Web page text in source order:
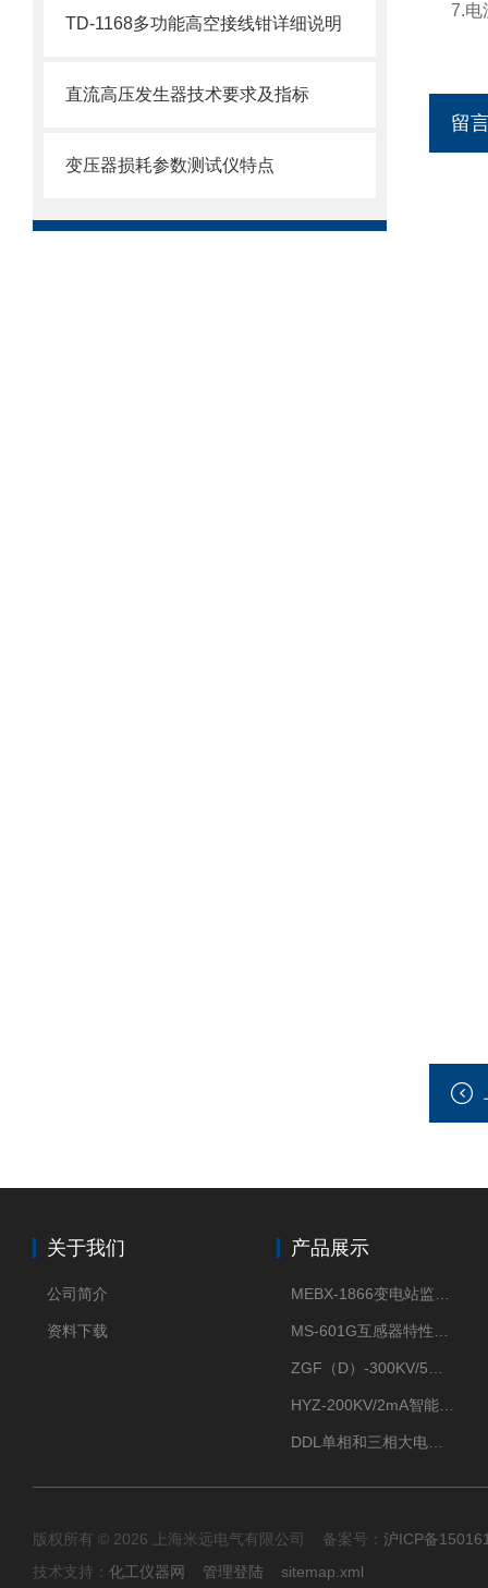
TD-1168多功能高空接线钳详细说明
直流高压发生器技术要求及指标
变压器损耗参数测试仪特点
7.电
留
关于我们
公司简介
资料下载
产品展示
版权所有 © 2026 上海米远电气有限公司 备案号： 沪ICP备
技术支持： 化工仪器网 管理登陆 sitemap.xml